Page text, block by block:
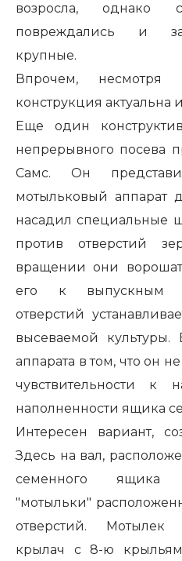
возросла, однако
повреждались и
крупные.
Впрочем, несмотря
конструкция актуальна
Еще один
непрерывного посева
Самс. Он
мотыльковый аппарат
насадил специальные
против отверстий
вращении они
его к выпускным
отверстий
высеваемой
аппарата в том, что он
чувствительности
наполненности ящика
Интересен вариант,
Здесь на вал,
семенного ящика
"мотыльки"
отверстий. Мотылек
крылач с 8-ю